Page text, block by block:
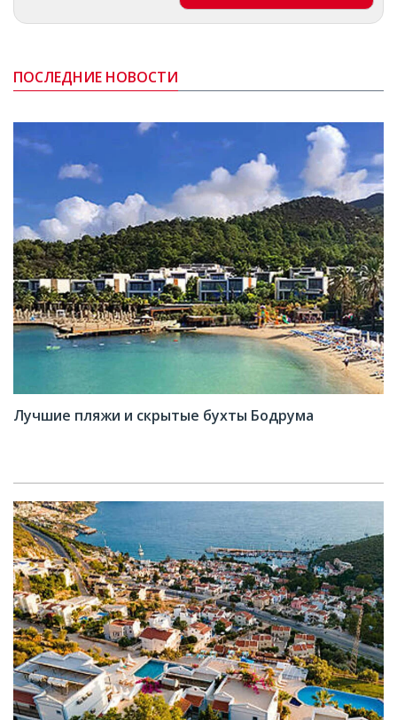
ПОСЛЕДНИЕ НОВОСТИ
Лучшие пляжи и скрытые бухты Бодрума